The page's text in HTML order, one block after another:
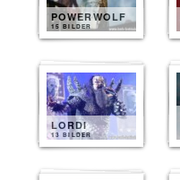
POWERWOLF
15 BILDER
LORDI
13 BILDER